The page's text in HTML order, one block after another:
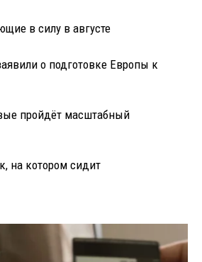
в силу в августе
о подготовке Европы к
пройдёт масштабный
на котором сидит